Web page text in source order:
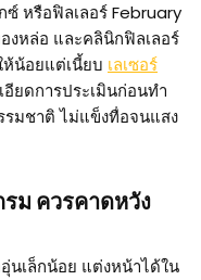
หรือฟิลเลอร์ February
งหล่อ และคลินิกฟิลเลอร์
น้อยแต่เนี้ยบ เลเซอร์
ยดการประเมินก่อนทำ
รมชาติ ไม่แข็งทื่อจนแสง
ม ควรคาดหวัง
นเล็กน้อย แต่งหน้าได้ใน